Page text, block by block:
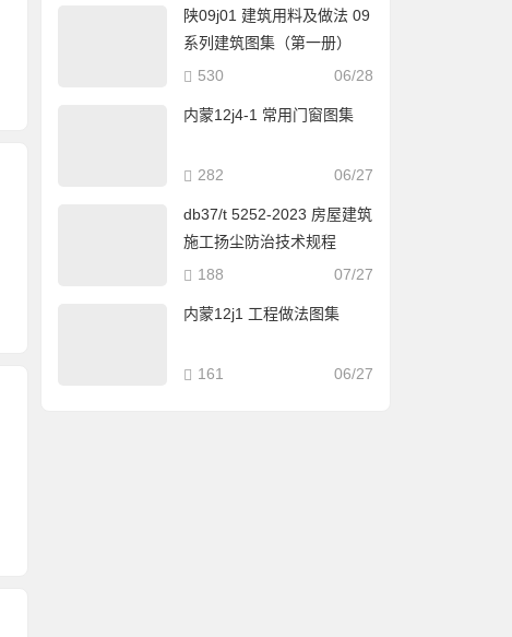
陕09j01 建筑用料及做法 09
系列建筑图集（第一册）
06/28
530
内蒙12j4-1 常用门窗图集
06/27
282
db37/t 5252-2023 房屋建筑
施工扬尘防治技术规程
07/27
188
内蒙12j1 工程做法图集
06/27
161